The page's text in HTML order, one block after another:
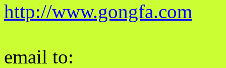
http://www.gongfa.com
email to: